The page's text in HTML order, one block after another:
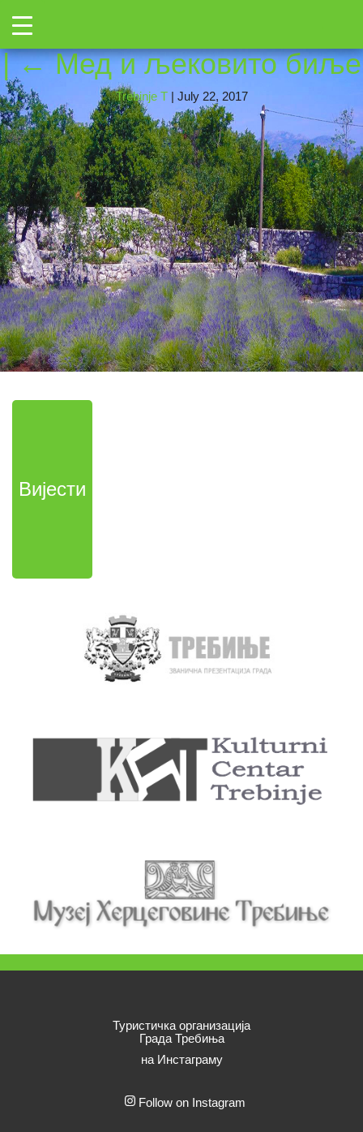
Toggle
| ←Мед и љековито биље
Trebinje T | July 22, 2017
Вијести
Туристичка организација
Града Требиња
на Инстаграму
Follow on Instagram